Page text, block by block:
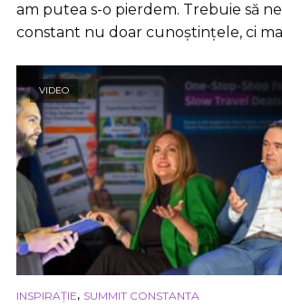
am putea s-o pierdem. Trebuie să
constant nu doar cunoștințele, ci mai
VIDEO
INSPIRAȚIE, SUMMIT CONSTANTA